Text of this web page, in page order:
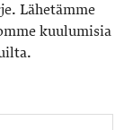
Lähetämme
kuulumisia